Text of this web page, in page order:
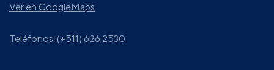
Ver en GoogleMaps
Teléfonos: (+511) 626 2530